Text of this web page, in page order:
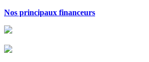
Nos principaux financeurs